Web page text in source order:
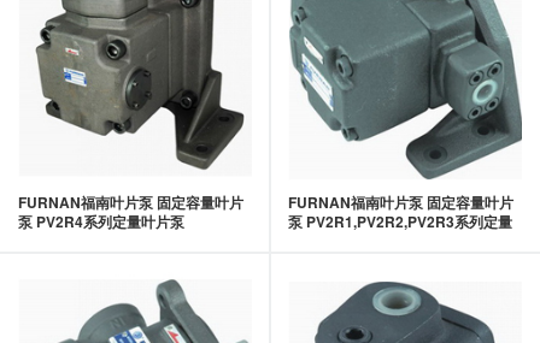
FURNAN福南叶片泵 固定容量叶片
泵 PV2R4系列定量叶片泵
FURNAN福南叶片泵 固定容量叶片
泵 PV2R1,PV2R2,PV2R3系列定量